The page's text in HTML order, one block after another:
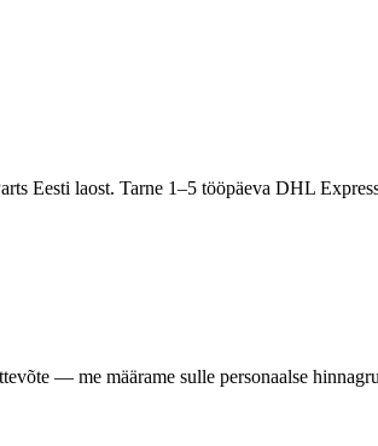
Eesti laost. Tarne 1–5 tööpäeva DHL
— me määrame sulle personaalse